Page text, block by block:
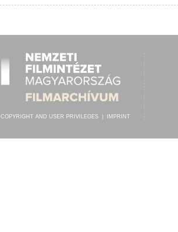
COPYRIGHT AND USER PRIVILEGES IMPRINT